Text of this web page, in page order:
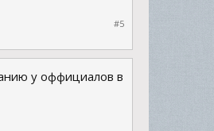
#5
у оффициалов в